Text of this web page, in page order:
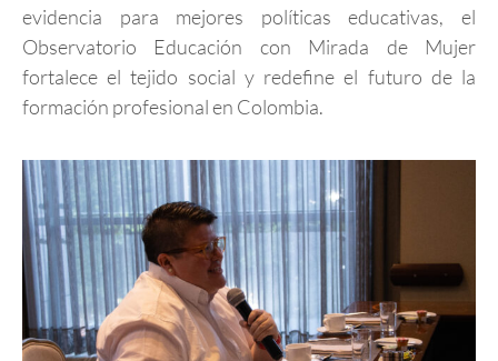
evidencia para mejores políticas educativas, el
Observatorio Educación con Mirada de Mujer
fortalece el tejido social y redefine el futuro de la
formación profesional en Colombia.